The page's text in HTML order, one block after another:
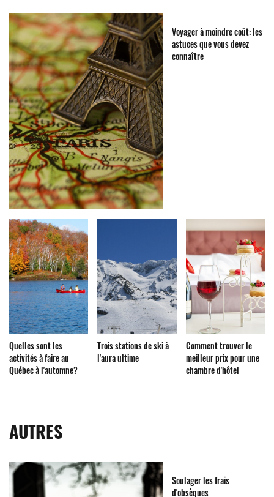
Voyager à moindre coût: les
astuces que vous devez
connaître
Quelles sont les
activités à faire au
Québec à l'automne?
Trois stations de ski à
l'aura ultime
Comment trouver le
meilleur prix pour une
chambre d'hôtel
AUTRES
Soulager les frais
d'obsèques